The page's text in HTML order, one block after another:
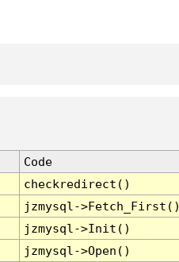
Code
checkredirect()
jzmysql-
jzmysql->Init()
jzmysql->Open()